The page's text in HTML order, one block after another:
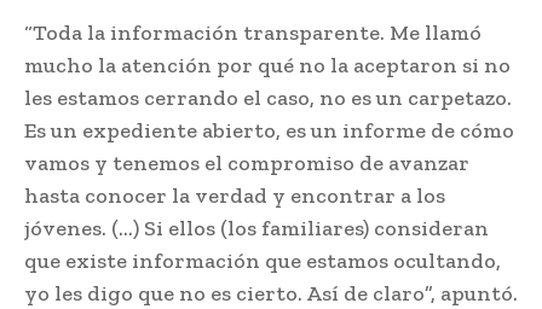
“Toda la información transparente. Me llamó
mucho la atención por qué no la aceptaron si no
les estamos cerrando el caso, no es un carpetazo.
Es un expediente abierto, es un informe de cómo
vamos y tenemos el compromiso de avanzar
hasta conocer la verdad y encontrar a los
jóvenes. (…) Si ellos (los familiares) consideran
que existe información que estamos ocultando,
yo les digo que no es cierto. Así de claro”, apuntó.